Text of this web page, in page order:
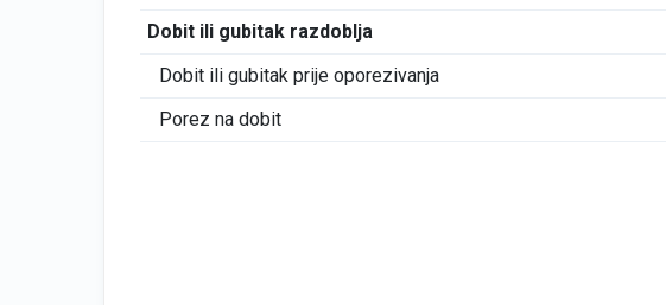
Dobit ili gubitak razdoblja
Dobit ili gubitak prije oporezivanja
Porez na dobit